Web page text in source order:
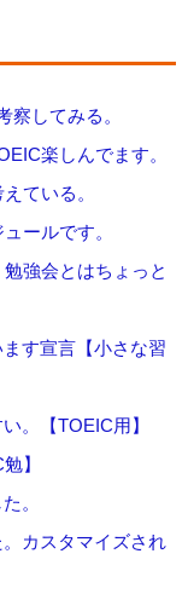
察してみる。
楽しんでます。
ている。
ールです。
強会とはちょっと
す宣言【小さな習
。【TOEIC用】
】
。
カスタマイズされ